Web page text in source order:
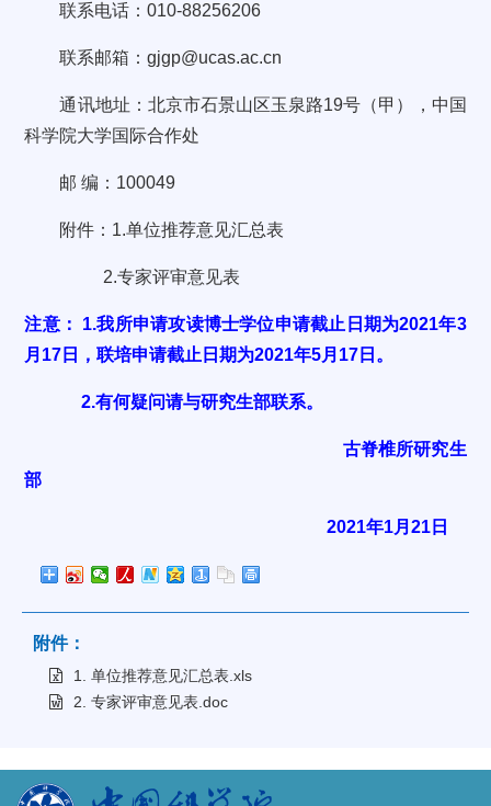
联系电话：010-88256206
联系邮箱：gjgp@ucas.ac.cn
通讯地址：北京市石景山区玉泉路19号（甲），中国
科学院大学国际合作处
邮 编：100049
附件：1.单位推荐意见汇总表
2.专家评审意见表
注意： 1.我所申请攻读博士学位申请截止日期为2021年3
月17日，联培申请截止日期为2021年5月17日。
2.有何疑问请与研究生部联系。
古脊椎所研究生
部
2021年1月21日
附件：
1. 单位推荐意见汇总表.xls
2. 专家评审意见表.doc